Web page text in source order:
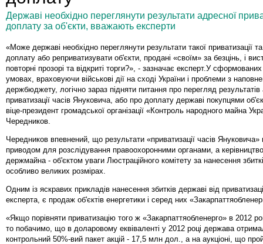
Державі необхідно переглянути результати адресної
доплату за об'єкти, вважають експерти
«Може державі необхідно переглянути результати такої приватизації
доплату або реприватизувати об'єкти, продані «своїм» за безцінь, і
повторні прозорі та відкриті торги?», - зазначає експерт.У
умовах, враховуючи військові дії на сході України і проблеми з
держбюджету, логічно зараз підняти питання про перегляд результатів
приватизації часів Януковича, або про доплату державі покупцями
віце-президент громадської організації «Контроль народного майна
Чередников.
Чередников впевнений, що результати «приватизації часів Януковича»
приводом для розслідування правоохоронними органами, а
держмайна - об'єктом уваги Люстраційного комітету за нанесення
особливо великих розмірах.
Одним із яскравих прикладів нанесення збитків державі від
експерта, є продаж об'єктів енергетики і серед них
«Якщо порівняти приватизацію того ж «Закарпаттяобленерго» в 2012
то побачимо, що в доларовому еквіваленті у 2012 році держава
контрольний 50%-вий пакет акцій - 17,5 млн дол., а на аукціоні, що